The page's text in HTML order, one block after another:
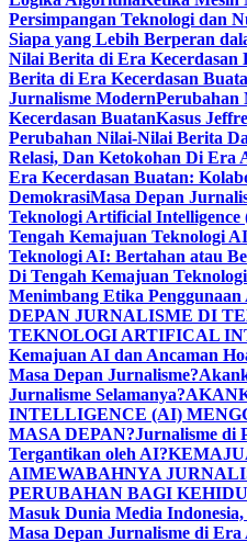
Persimpangan Teknologi dan
Siapa yang Lebih Berperan
Nilai Berita di Era Kecerdasan
Berita di Era Kecerdasan
Jurnalisme ModernPerubahan
Kecerdasan BuatanKasus
Perubahan Nilai-Nilai Berita
Relasi, Dan Ketokohan Di Era
Era Kecerdasan Buatan:
DemokrasiMasa Depan
Teknologi Artificial Intelligence
Tengah Kemajuan Teknologi AI
Teknologi AI: Bertahan atau
Di Tengah Kemajuan
Menimbang Etika
DEPAN JURNALISME DI
TEKNOLOGI ARTIFICAL
Kemajuan AI dan Ancaman
Masa Depan Jurnalisme?
Jurnalisme Selamanya?
INTELLIGENCE (AI)
MASA DEPAN?Jurnalisme di
Tergantikan oleh AI?
AIMEWABAHNYA
PERUBAHAN BAGI
Masuk Dunia Media
Masa Depan Jurnalisme di